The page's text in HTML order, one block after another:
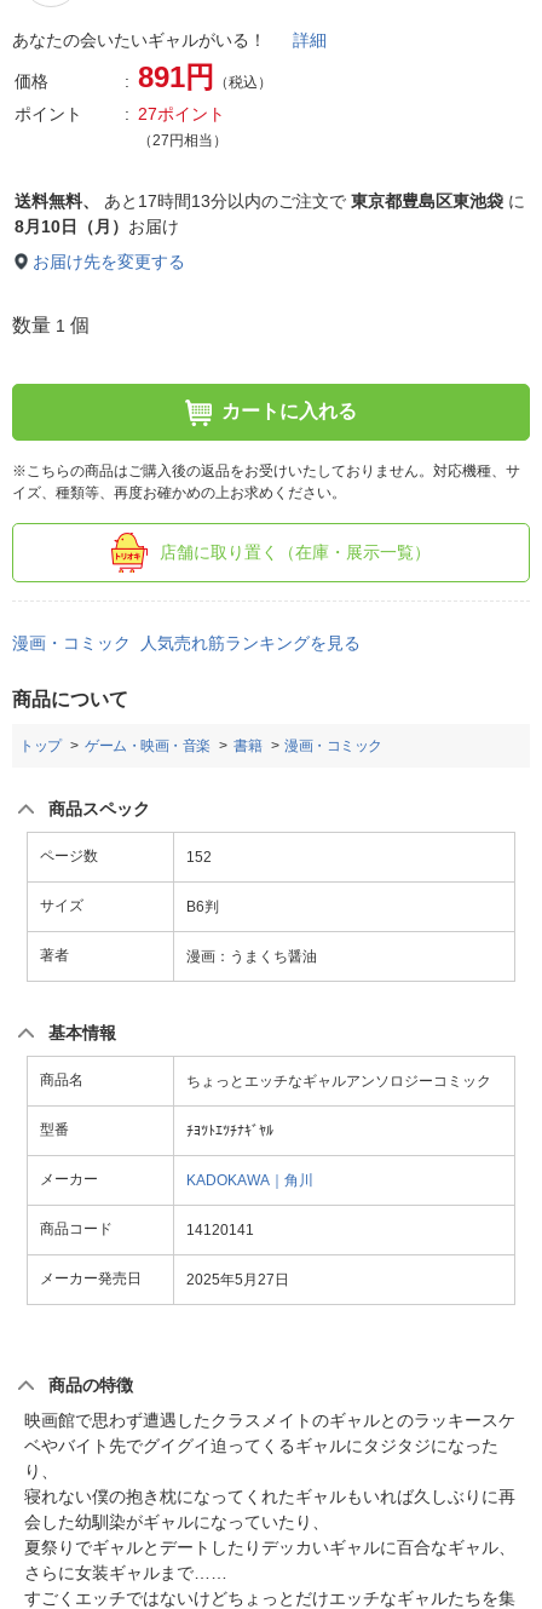
あなたの会いたいギャルがいる！ 詳細
価格 891円 （税込）
ポイント 27ポイント
（27円相当）
送料無料、 あと 17時間13分以内のご注文で 東京都豊島区東池袋 に
8月10日（月） お届け
お届け先を変更する
数量 1 個
カートに入れる
※こちらの商品はご購入後の返品をお受けいたしておりません。対応機種、サ
イズ、種類等、再度お確かめの上お求めください。
店舗に取り置く（在庫・展示一覧）
漫画・コミック 人気売れ筋ランキングを見る
商品について
トップ ゲーム・映画・音楽 書籍 漫画・コミック
商品スペック
ページ数 152
サイズ B6判
著者 漫画：うまくち醤油
基本情報
商品名 ちょっとエッチなギャルアンソロジーコミック
型番 ﾁﾖﾂﾄｴﾂﾁﾅｷﾞﾔﾙ
メーカー KADOKAWA｜角川
商品コード 14120141
メーカー発売日 2025年5月27日
商品の特徴
映画館で思わず遭遇したクラスメイトのギャルとのラッキースケ
ベやバイト先でグイグイ迫ってくるギャルにタジタジになった
り、
寝れない僕の抱き枕になってくれたギャルもいれば久しぶりに再
会した幼馴染がギャルになっていたり、
夏祭りでギャルとデートしたりデッカいギャルに百合なギャル、
さらに女装ギャルまで……
すごくエッチではないけどちょっとだけエッチなギャルたちを集